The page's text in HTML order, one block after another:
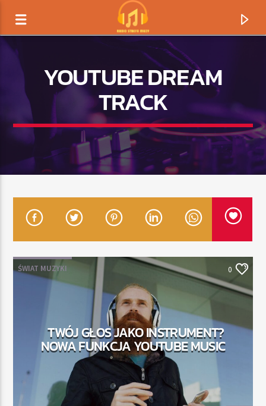
TERAZ GRAMY
TYTUŁ
ARTYSTA
RADIO STREFA MUZY
00:00 21:00
YOUTUBE DREAM
TRACK
ŚWIAT MUZYKI 0
TWÓJ GŁOS JAKO INSTRUMENT?
NOWA FUNKCJA YOUTUBE MUSIC